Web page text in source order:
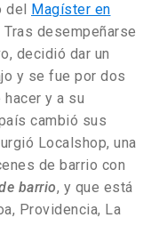
Magíster en
desempeñarse
decidió dar un
y se fue por dos
y a su
cambió sus
Localshop, una
de barrio con
barrio, y que está
Providencia, La